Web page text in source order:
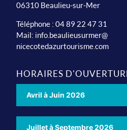
06310 Beaulieu-sur-Mer
Téléphone : 04 89 22 47 31
Mail: info.beaulieusurmer@
nicecotedazurtourisme.com
HORAIRES
Avril à Juin 2026
Juillet à Septembre 2026